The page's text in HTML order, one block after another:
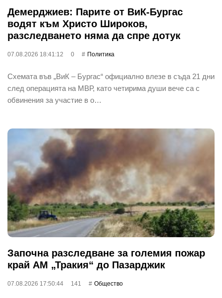
Демерджиев: Парите от ВиК-Бургас
водят към Христо Широков,
разследването няма да спре дотук
07.08.2026 18:41:12 0 Политика
Схемата във „ВиК – Бургас“ официално влезе в съда 21 дни
след операцията на МВР, като четирима души вече са с
обвинения за участие в о…
Започна разследване за големия пожар
край АМ „Тракия“ до Пазарджик
07.08.2026 17:50:44 141 Общество